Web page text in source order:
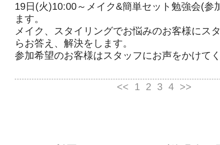
19日(火)10:00～メイク&簡単セット勉強会(参
ます。
メイク、スタイリングでお悩みのお客様にス
らお答え、解決をします。
参加希望のお客様はスタッフにお声をかけて
<< 1 2 3 4 >>